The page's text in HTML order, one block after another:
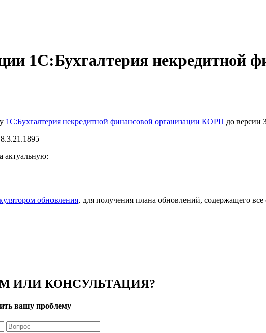
1C:Бухгалтерия некредитной
1C:Бухгалтерия некредитной финансовой организации КОРП до версии
актуальную:
обновления, для получения плана обновлений, содержащего
КОНСУЛЬТАЦИЯ?
вашу проблему